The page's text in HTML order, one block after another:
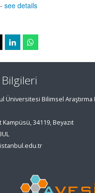
see details
Üniversitesi Bilimsel
Kampüsü, 34119, Beyazıt